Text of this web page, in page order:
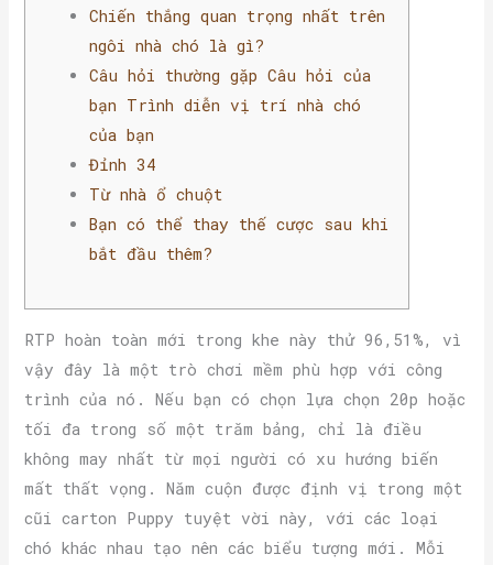
Chiến thắng quan trọng nhất trên
ngôi nhà chó là gì?
Câu hỏi thường gặp Câu hỏi của
bạn Trình diễn vị trí nhà chó
của bạn
Đỉnh 34
Từ nhà ổ chuột
Bạn có thể thay thế cược sau khi
bắt đầu thêm?
RTP hoàn toàn mới trong khe này thử 96,51%, vì
vậy đây là một trò chơi mềm phù hợp với công
trình của nó. Nếu bạn có chọn lựa chọn 20p hoặc
tối đa trong số một trăm bảng, chỉ là điều
không may nhất từ mọi người có xu hướng biến
mất thất vọng. Năm cuộn được định vị trong một
cũi carton Puppy tuyệt vời này, với các loại
chó khác nhau tạo nên các biểu tượng mới. Mỗi